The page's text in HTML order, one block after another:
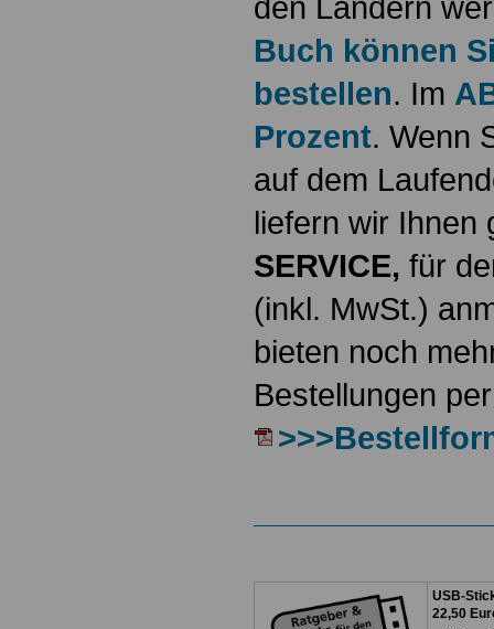
den Ländern
Buch können
bestellen. Im
Prozent. Wenn
auf dem
liefern wir
SERVICE, für
(inkl. MwSt.)
bieten noch
Bestellungen
USB-
22,50